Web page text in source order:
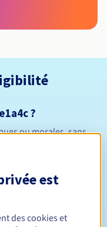
?
ou morales, sans
est
des cookies et